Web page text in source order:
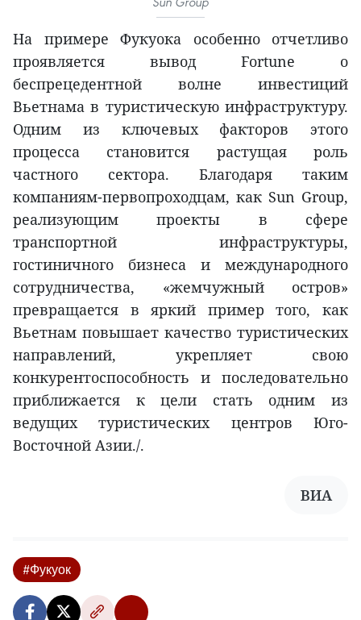
На примере Фукуока особенно отчетливо
проявляется вывод Fortune о
беспрецедентной волне инвестиций
Вьетнама в туристическую инфраструктуру.
Одним из ключевых факторов этого
процесса становится растущая роль
частного сектора. Благодаря таким
компаниям-первопроходцам, как Sun Group,
реализующим проекты в сфере
транспортной инфраструктуры,
гостиничного бизнеса и международного
сотрудничества, «жемчужный остров»
превращается в яркий пример того, как
Вьетнам повышает качество туристических
направлений, укрепляет свою
конкурентоспособность и последовательно
приближается к цели стать одним из
ведущих туристических центров Юго-
Восточной Азии./.
ВИА
#Фукуок